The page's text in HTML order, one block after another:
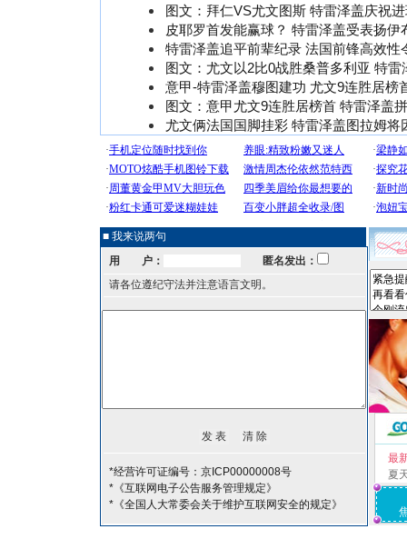
图文：拜仁VS尤文图斯 特雷泽盖庆祝
皮耶罗首发能赢球？ 特雷泽盖受表扬伊
特雷泽盖追平前辈纪录 法国前锋高效性
图文：尤文以2比0战胜桑普多利亚 特雷
意甲-特雷泽盖穆图建功 尤文9连胜居榜
图文：意甲尤文9连胜居榜首 特雷泽盖
尤文俩法国国脚挂彩 特雷泽盖图拉姆将
■ 我来说两句
用 户：
匿名发出：
请各位遵纪守法并注意语言文明。
*经营许可证编号：京ICP00000008号
*《互联网电子公告服务管理规定》
*《全国人大常委会关于维护互联网安全的规定》
最
夏